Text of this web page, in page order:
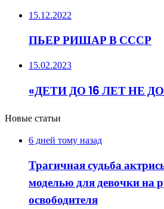
15.12.2022
ПЬЕР РИШАР В СССР
15.02.2023
«ДЕТИ ДО 16 ЛЕТ НЕ
Новые статьи
6 дней тому назад
Трагичная судьба
моделью для девочки на
освободителя